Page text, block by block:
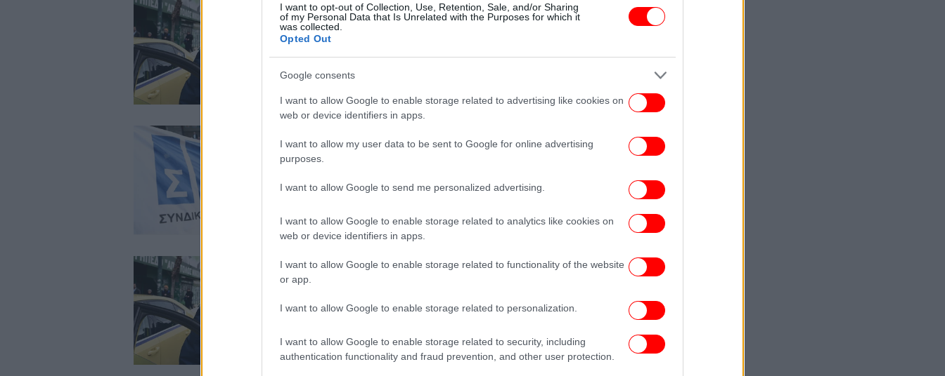
I want to opt-out of Collection, Use, Retention, Sale, and/or Sharing
of my Personal Data that Is Unrelated with the Purposes for which it
was collected.
Opted Out
Google consents
I want to allow Google to enable storage related to advertising like cookies on
web or device identifiers in apps.
I want to allow my user data to be sent to Google for online advertising
purposes.
I want to allow Google to send me personalized advertising.
I want to allow Google to enable storage related to analytics like cookies on
web or device identifiers in apps.
I want to allow Google to enable storage related to functionality of the website
or app.
I want to allow Google to enable storage related to personalization.
I want to allow Google to enable storage related to security, including
authentication functionality and fraud prevention, and other user protection.
ΕΛΛΑΔΑ 17/02/2026 14:15
κινητοποιήσεις στην «καρδιά»
Με απεργία διαρκείας των οδηγών
Λυμπερόπουλος -Πορεία προς το
Τα ταξί και ο Λυμπερόπουλος